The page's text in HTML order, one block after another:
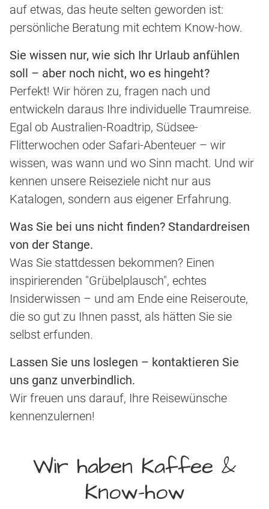
auf etwas, das heute selten geworden ist:
persönliche Beratung mit echtem Know-how.
Sie wissen nur, wie sich Ihr Urlaub anfühlen
soll – aber noch nicht, wo es hingeht?
Perfekt! Wir hören zu, fragen nach und
entwickeln daraus Ihre individuelle Traumreise.
Egal ob Australien-Roadtrip, Südsee-
Flitterwochen oder Safari-Abenteuer – wir
wissen, was wann und wo Sinn macht. Und wir
kennen unsere Reiseziele nicht nur aus
Katalogen, sondern aus eigener Erfahrung.
Was Sie bei uns nicht finden? Standardreisen
von der Stange.
Was Sie stattdessen bekommen? Einen
inspirierenden "Grübelplausch", echtes
Insiderwissen – und am Ende eine Reiseroute,
die so gut zu Ihnen passt, als hätten Sie sie
selbst erfunden.
Lassen Sie uns loslegen – kontaktieren Sie
uns ganz unverbindlich.
Wir freuen uns darauf, Ihre Reisewünsche
kennenzulernen!
Wir haben Kaffee &
Know-how